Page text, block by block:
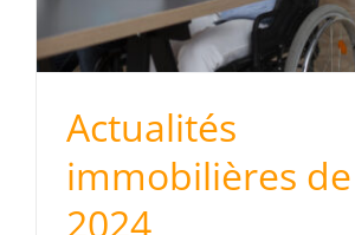
Actualités
immobilières
2024